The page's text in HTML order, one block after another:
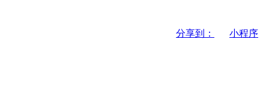
分享到： 小程序